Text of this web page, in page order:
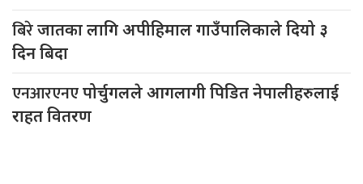
बिरेजातका लागि अपीहिमाल गाउँपालिकाले दियो ३
दिन बिदा
एनआरएनएपोर्चुगलले आगलागी पिडित नेपालीहरुलाई
राहत वितरण